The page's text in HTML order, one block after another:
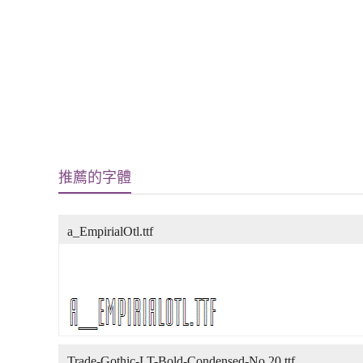
推薦的字體
a_EmpirialOtl.ttf